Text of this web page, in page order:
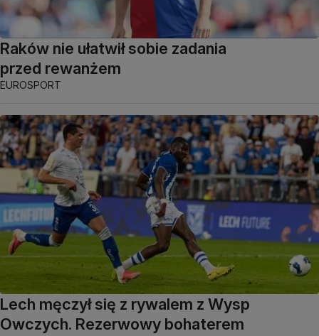
Raków nie ułatwił sobie zadania
przed rewanżem
EUROSPORT
Lech męczył się z rywalem z Wysp
Owczych. Rezerwowy bohaterem